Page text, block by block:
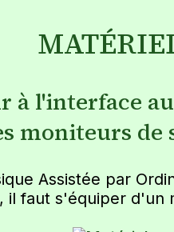
à l'interface
moniteurs de
Assistée par
il faut s'équiper d'un